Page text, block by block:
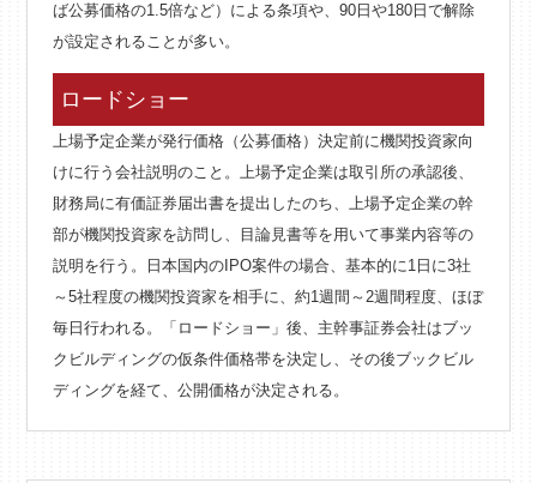
ば公募価格の1.5倍など）による条項や、90日や180日で解除
が設定されることが多い。
ロードショー
上場予定企業が発行価格（公募価格）決定前に機関投資家向
けに行う会社説明のこと。上場予定企業は取引所の承認後、
財務局に有価証券届出書を提出したのち、上場予定企業の幹
部が機関投資家を訪問し、目論見書等を用いて事業内容等の
説明を行う。日本国内のIPO案件の場合、基本的に1日に3社
～5社程度の機関投資家を相手に、約1週間～2週間程度、ほぼ
毎日行われる。「ロードショー」後、主幹事証券会社はブッ
クビルディングの仮条件価格帯を決定し、その後ブックビル
ディングを経て、公開価格が決定される。